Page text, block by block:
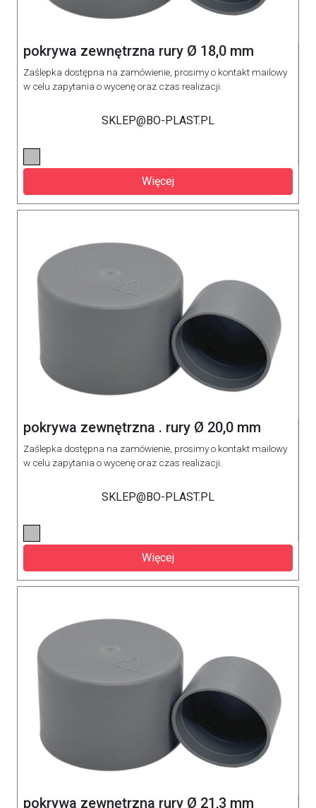
pokrywa zewnętrzna rury Ø 18,0 mm
Zaślepka dostępna na zamówienie, prosimy o kontakt mailowy
w celu zapytania o wycenę oraz czas realizacji.
SKLEP@BO-PLAST.PL
Więcej
pokrywa zewnętrzna . rury Ø 20,0 mm
Zaślepka dostępna na zamówienie, prosimy o kontakt mailowy
w celu zapytania o wycenę oraz czas realizacji.
SKLEP@BO-PLAST.PL
Więcej
pokrywa zewnętrzna rury Ø 21,3 mm